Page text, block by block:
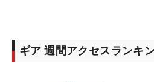
ギア 週間アクセスランキ